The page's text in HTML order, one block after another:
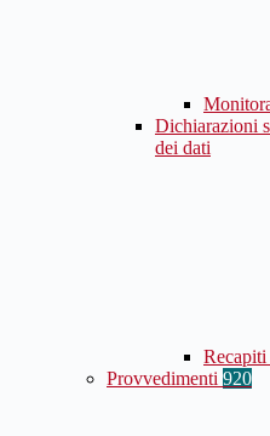
Dichiarazioni
dei dati
Provvedimenti 920